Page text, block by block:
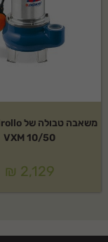
VXM 10/50
₪ 2,129